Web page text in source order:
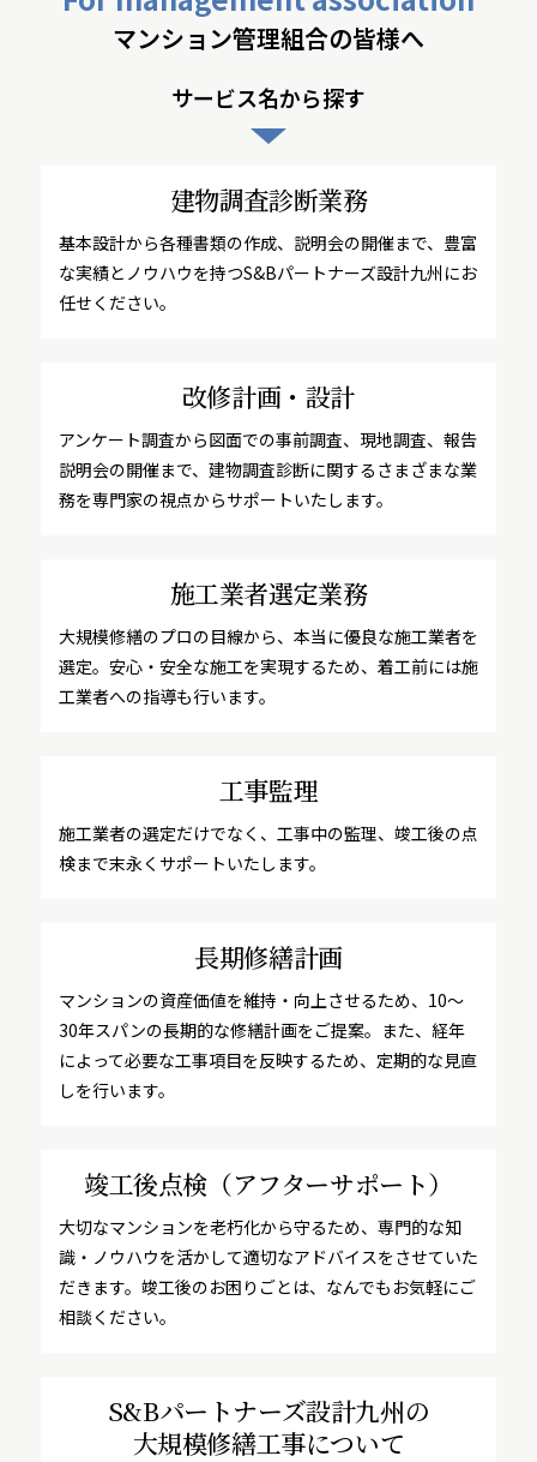
マンション管理組合の皆様へ
サービス名から探す
建物調査診断業務
基本設計から各種書類の作成、説明会の開催まで、豊富
な実績とノウハウを持つS&Bパートナーズ設計九州にお
任せください。
改修計画・設計
アンケート調査から図面での事前調査、現地調査、報告
説明会の開催まで、建物調査診断に関するさまざまな業
務を専門家の視点からサポートいたします。
施工業者選定業務
大規模修繕のプロの目線から、本当に優良な施工業者を
選定。安心・安全な施工を実現するため、着工前には施
工業者への指導も行います。
工事監理
施工業者の選定だけでなく、工事中の監理、竣工後の点
検まで末永くサポートいたします。
長期修繕計画
マンションの資産価値を維持・向上させるため、10～
30年スパンの長期的な修繕計画をご提案。また、経年
によって必要な工事項目を反映するため、定期的な見直
しを行います。
竣工後点検 （アフターサポート）
大切なマンションを老朽化から守るため、専門的な知
識・ノウハウを活かして適切なアドバイスをさせていた
だきます。竣工後のお困りごとは、なんでもお気軽にご
相談ください。
S&Bパートナーズ設計九州の
大規模修繕工事について